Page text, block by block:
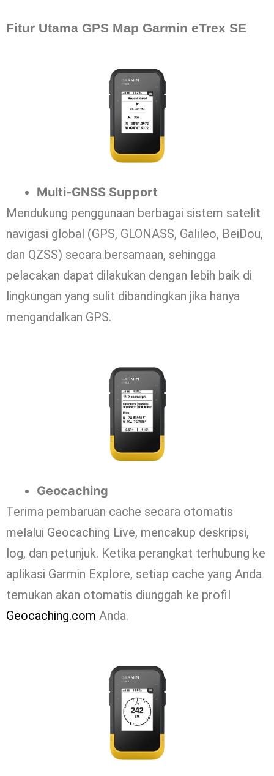
Fitur Utama GPS Map Garmin eTrex SE
Multi-GNSS Support
Mendukung penggunaan berbagai sistem satelit
navigasi global (GPS, GLONASS, Galileo, BeiDou,
dan QZSS) secara bersamaan, sehingga
pelacakan dapat dilakukan dengan lebih baik di
lingkungan yang sulit dibandingkan jika hanya
mengandalkan GPS.
Geocaching
Terima pembaruan cache secara otomatis
melalui Geocaching Live, mencakup deskripsi,
log, dan petunjuk. Ketika perangkat terhubung ke
aplikasi Garmin Explore, setiap cache yang Anda
temukan akan otomatis diunggah ke profil
Geocaching.com Anda.